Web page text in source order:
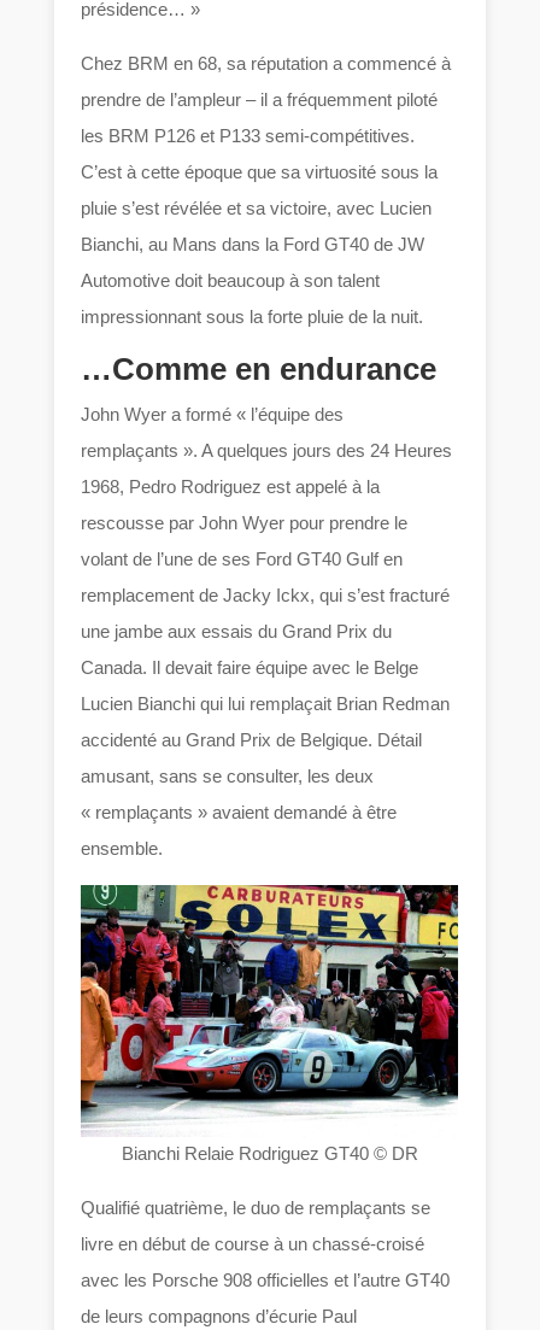
présidence… »
Chez BRM en 68, sa réputation a commencé à
prendre de l’ampleur – il a fréquemment piloté
les BRM P126 et P133 semi-compétitives.
C’est à cette époque que sa virtuosité sous la
pluie s’est révélée et sa victoire, avec Lucien
Bianchi, au Mans dans la Ford GT40 de JW
Automotive doit beaucoup à son talent
impressionnant sous la forte pluie de la nuit.
…Comme en endurance
John Wyer a formé « l’équipe des
remplaçants ». A quelques jours des 24 Heures
1968, Pedro Rodriguez est appelé à la
rescousse par John Wyer pour prendre le
volant de l’une de ses Ford GT40 Gulf en
remplacement de Jacky Ickx, qui s’est fracturé
une jambe aux essais du Grand Prix du
Canada. Il devait faire équipe avec le Belge
Lucien Bianchi qui lui remplaçait Brian Redman
accidenté au Grand Prix de Belgique. Détail
amusant, sans se consulter, les deux
« remplaçants » avaient demandé à être
ensemble.
Bianchi Relaie Rodriguez GT40 © DR
Qualifié quatrième, le duo de remplaçants se
livre en début de course à un chassé-croisé
avec les Porsche 908 officielles et l’autre GT40
de leurs compagnons d’écurie Paul